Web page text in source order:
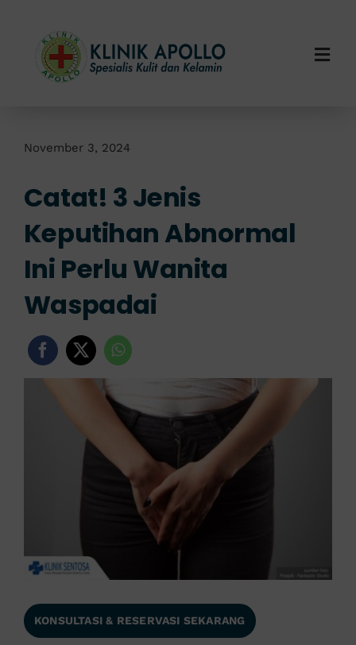
content
Layanan Kami
Info Klinik
Hubungi Kami
November 3, 2024
Catat! 3 Jenis
Keputihan Abnormal
Ini Perlu Wanita
Waspadai
KONSULTASI & RESERVASI SEKARANG